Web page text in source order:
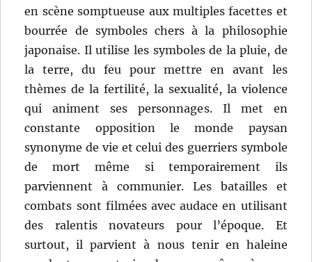
en scène somptueuse aux multiples facettes et
bourrée de symboles chers à la philosophie
japonaise. Il utilise les symboles de la pluie, de
la terre, du feu pour mettre en avant les
thèmes de la fertilité, la sexualité, la violence
qui animent ses personnages. Il met en
constante opposition le monde paysan
synonyme de vie et celui des guerriers symbole
de mort même si temporairement ils
parviennent à communier. Les batailles et
combats sont filmées avec audace en utilisant
des ralentis novateurs pour l’époque. Et
surtout, il parvient à nous tenir en haleine